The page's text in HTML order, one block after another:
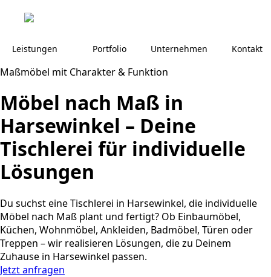
Leistungen Portfolio Unternehmen Kontakt
Maßmöbel mit Charakter & Funktion
Möbel nach Maß in
Harsewinkel – Deine
Tischlerei für individuelle
Lösungen
Du suchst eine Tischlerei in Harsewinkel, die individuelle
Möbel nach Maß plant und fertigt? Ob Einbaumöbel,
Küchen, Wohnmöbel, Ankleiden, Badmöbel, Türen oder
Treppen – wir realisieren Lösungen, die zu Deinem
Zuhause in Harsewinkel passen.
Jetzt anfragen